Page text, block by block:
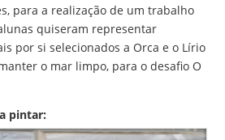
para a realização de um trabalho
quiseram representar
por si selecionados a Orca e o Lírio
o mar limpo, para o desafio O
pintar: